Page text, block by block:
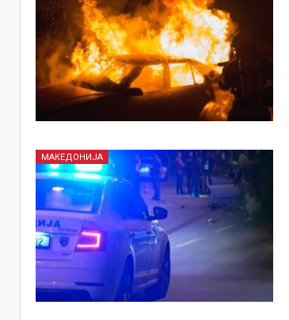
МАКЕДОНИЈА